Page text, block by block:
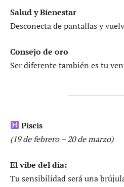
Salud y Bienestar
Desconecta de pantallas y
Consejo de oro
Ser diferente también es tu
Piscis
(19 de febrero – 20 de marzo)
El vibe del día:
Tu sensibilidad será una